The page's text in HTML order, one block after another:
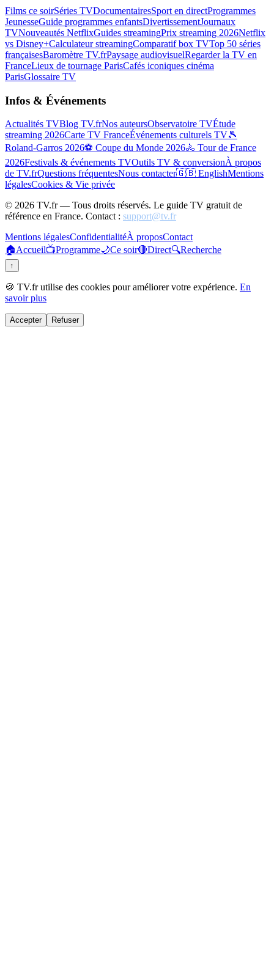
Films ce soirSéries TVDocumentairesSport en directProgrammes
JeunesseGuide programmes enfantsDivertissementJournaux
TVNouveautés NetflixGuides streamingPrix streaming 2026Netflix
vs Disney+Calculateur streamingComparatif box TVTop 50 séries
françaisesBaromètre TV.frPaysage audiovisuelRegarder la TV en
FranceLieux de tournage ParisCafés iconiques cinéma
ParisGlossaire TV
Infos & Événements
Actualités TVBlog TV.frNos auteursObservatoire TVÉtude
streaming 2026Carte TV FranceÉvénements culturels TV🎾
Roland-Garros 2026⚽ Coupe du Monde 2026🚴 Tour de France
2026Festivals & événements TVOutils TV & conversionÀ propos
de TV.frQuestions fréquentesNous contacter🇬🇧 EnglishMentions
légalesCookies & Vie privée
© 2026 TV.fr — Tous droits réservés. Le guide TV gratuit de
référence en France. Contact : support@tv.fr
Mentions légalesConfidentialitéÀ proposContact
🏠Accueil📺Programme🌙Ce soir🔴Direct🔍Recherche
↑
🍪 TV.fr utilise des cookies pour améliorer votre expérience. En
savoir plus
Accepter Refuser